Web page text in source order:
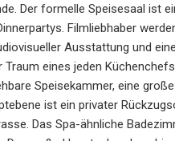
Der formelle Speisesaal ist
Filmliebhaber
Ausstattung und
eines jeden
Speisekammer, eine
ist ein privater
Das Spa-ähnliche